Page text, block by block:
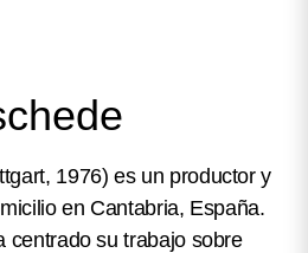
1976) es un productor y
en Cantabria, España.
centrado su trabajo sobre